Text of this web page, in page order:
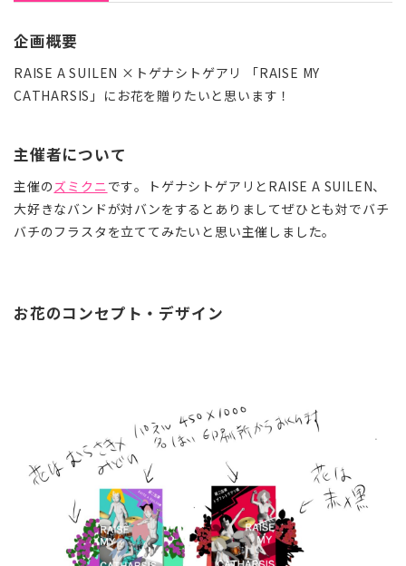
企画概要
RAISE A SUILEN ×トゲナシトゲアリ 「RAISE MY
CATHARSIS」にお花を贈りたいと思います！
主催者について
主催のズミクニです。トゲナシトゲアリとRAISE A SUILEN、
大好きなバンドが対バンをするとありましてぜひとも対でバチ
バチのフラスタを立ててみたいと思い主催しました。
お花のコンセプト・デザイン